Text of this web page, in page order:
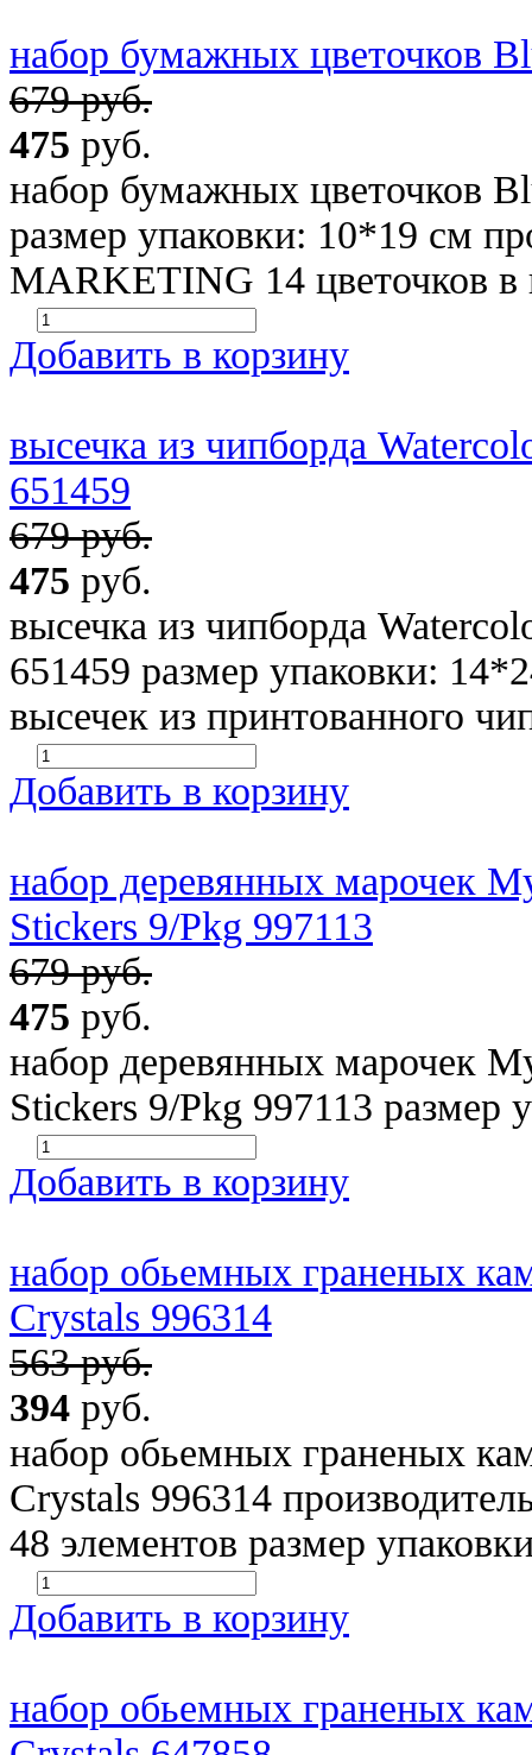
набор бумажных цветочков
679 руб.
475 руб.
набор бумажных цветочков
размер упаковки: 10*19 см
MARKETING 14 цветочков в
Добавить в корзину
высечка из чипборда
651459
679 руб.
475 руб.
высечка из чипборда
651459 размер упаковки:
высечек из принтованного
Добавить в корзину
набор деревянных марочек
Stickers 9/Pkg 997113
679 руб.
475 руб.
набор деревянных марочек
Stickers 9/Pkg 997113 размер
Добавить в корзину
набор обьемных граненых
Crystals 996314
563 руб.
394 руб.
набор обьемных граненых
Crystals 996314
48 элементов размер
Добавить в корзину
набор обьемных граненых